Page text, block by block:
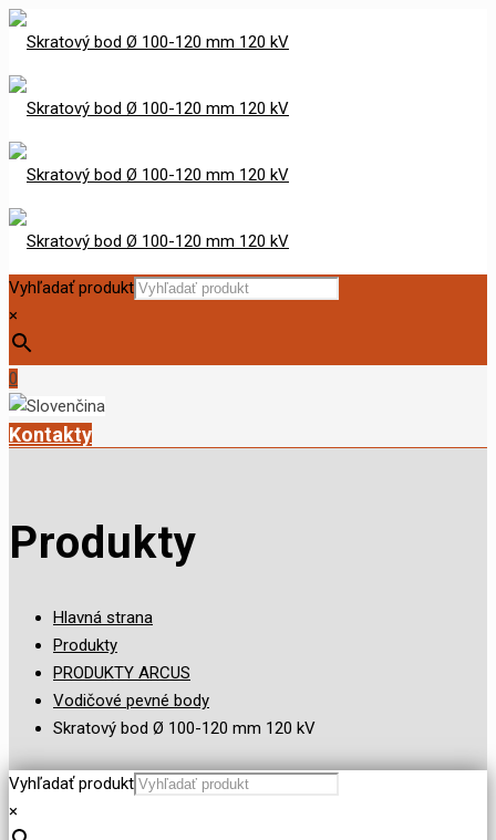
Vyhľadať produkt
×
0
Kontakty
Produkty
Hlavná strana
Produkty
PRODUKTY ARCUS
Vodičové pevné body
Skratový bod Ø 100-120 mm 120 kV
Vyhľadať produkt
×